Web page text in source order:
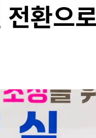
환으